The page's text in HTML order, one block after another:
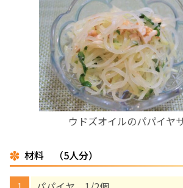
ウドズオイルのパパイヤ
材料 （5人分）
お産について
親と子の結びつき支
母乳育児
予防接種